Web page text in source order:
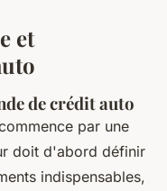
et
de crédit auto
par une
doit d'abord définir
indispensables,